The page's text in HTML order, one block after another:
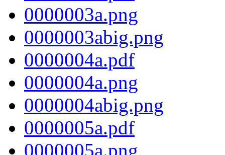
0000003a.png
0000003abig.png
0000004a.pdf
0000004a.png
0000004abig.png
0000005a.pdf
0000005a.png